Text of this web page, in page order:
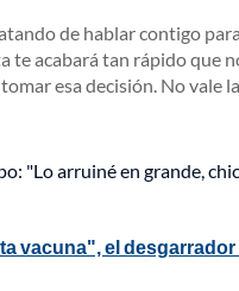
de hablar contigo
te acabará tan rápido que
esa decisión. No vale
"Lo arruiné en grande,
vacuna", el